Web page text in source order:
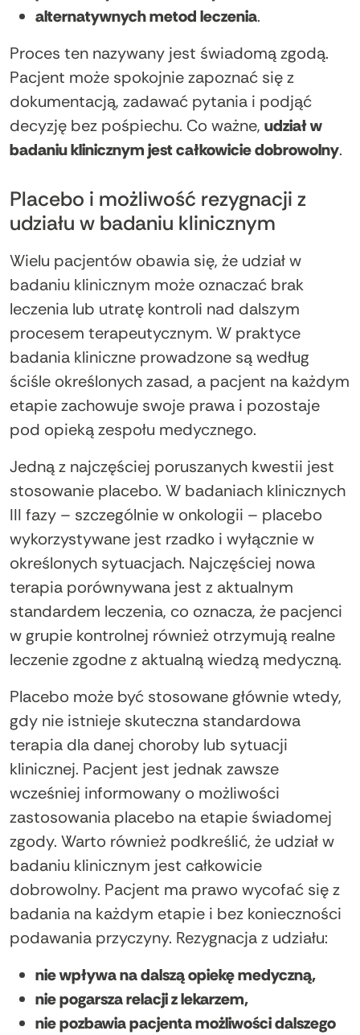
alternatywnych metod leczenia.
Proces ten nazywany jest świadomą zgodą.
Pacjent może spokojnie zapoznać się z
dokumentacją, zadawać pytania i podjąć
decyzję bez pośpiechu. Co ważne, udział w
badaniu klinicznym jest całkowicie dobrowolny.
Placebo i możliwość rezygnacji z
udziału w badaniu klinicznym
Wielu pacjentów obawia się, że udział w
badaniu klinicznym może oznaczać brak
leczenia lub utratę kontroli nad dalszym
procesem terapeutycznym. W praktyce
badania kliniczne prowadzone są według
ściśle określonych zasad, a pacjent na każdym
etapie zachowuje swoje prawa i pozostaje
pod opieką zespołu medycznego.
Jedną z najczęściej poruszanych kwestii jest
stosowanie placebo. W badaniach klinicznych
III fazy – szczególnie w onkologii – placebo
wykorzystywane jest rzadko i wyłącznie w
określonych sytuacjach. Najczęściej nowa
terapia porównywana jest z aktualnym
standardem leczenia, co oznacza, że pacjenci
w grupie kontrolnej również otrzymują realne
leczenie zgodne z aktualną wiedzą medyczną.
Placebo może być stosowane głównie wtedy,
gdy nie istnieje skuteczna standardowa
terapia dla danej choroby lub sytuacji
klinicznej. Pacjent jest jednak zawsze
wcześniej informowany o możliwości
zastosowania placebo na etapie świadomej
zgody. Warto również podkreślić, że udział w
badaniu klinicznym jest całkowicie
dobrowolny. Pacjent ma prawo wycofać się z
badania na każdym etapie i bez konieczności
podawania przyczyny. Rezygnacja z udziału:
nie wpływa na dalszą opiekę medyczną,
nie pogarsza relacji z lekarzem,
nie pozbawia pacjenta możliwości dalszego